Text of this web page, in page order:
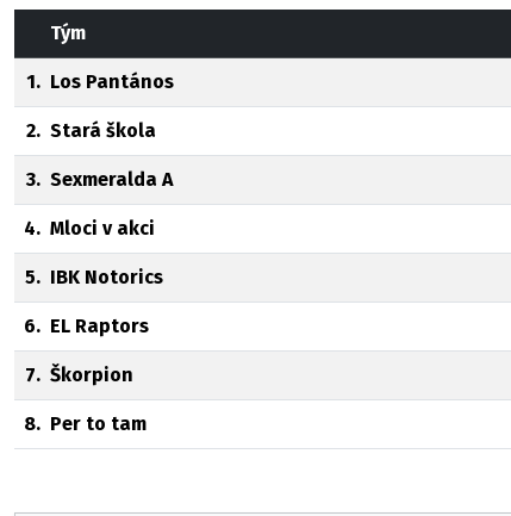
Tým
1. Los Pantános
2. Stará škola
3. Sexmeralda A
4. Mloci v akci
5. IBK Notorics
6. EL Raptors
7. Škorpion
8. Per to tam